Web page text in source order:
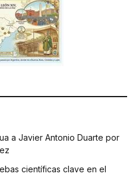
a Javier Antonio Duarte por
científicas clave en el